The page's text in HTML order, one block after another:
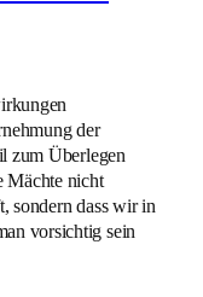
der
zum Überlegen
Mächte nicht
sondern dass wir in
vorsichtig sein